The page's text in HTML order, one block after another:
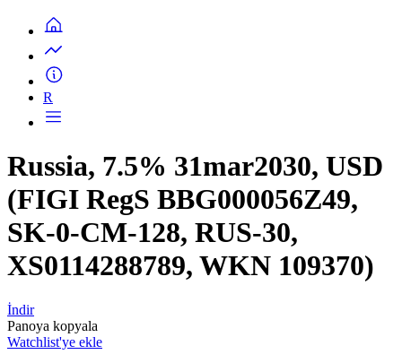
R
Russia, 7.5% 31mar2030, USD
(FIGI RegS BBG000056Z49,
SK-0-CM-128, RUS-30,
XS0114288789, WKN 109370)
İndir
Panoya kopyala
Watchlist'ye ekle